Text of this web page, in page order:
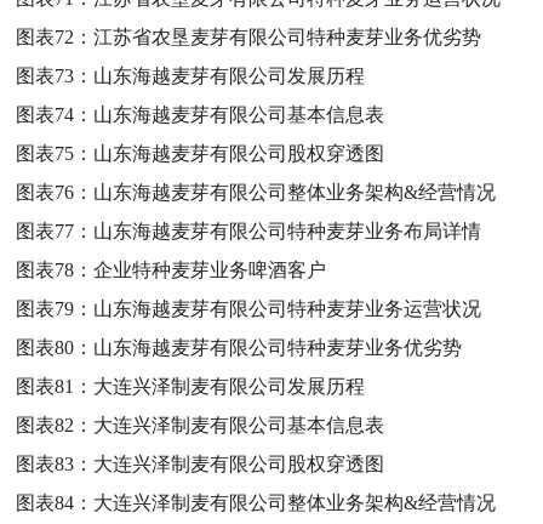
图表72：江苏省农垦麦芽有限公司特种麦芽业务优劣势
图表73： 山东海越麦芽有限公司发展历程
图表74： 山东海越麦芽有限公司基本信息表
图表75： 山东海越麦芽有限公司股权穿透图
图表76： 山东海越麦芽有限公司整体业务架构&经营情况
图表77： 山东海越麦芽有限公司特种麦芽业务布局详情
图表78：企业特种麦芽业务啤酒客户
图表79： 山东海越麦芽有限公司特种麦芽业务运营状况
图表80： 山东海越麦芽有限公司特种麦芽业务优劣势
图表81： 大连兴泽制麦有限公司发展历程
图表82： 大连兴泽制麦有限公司基本信息表
图表83： 大连兴泽制麦有限公司股权穿透图
图表84： 大连兴泽制麦有限公司整体业务架构&经营情况